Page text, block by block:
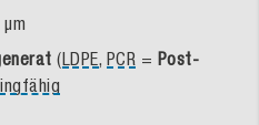
(LDPE, PCR = Post-